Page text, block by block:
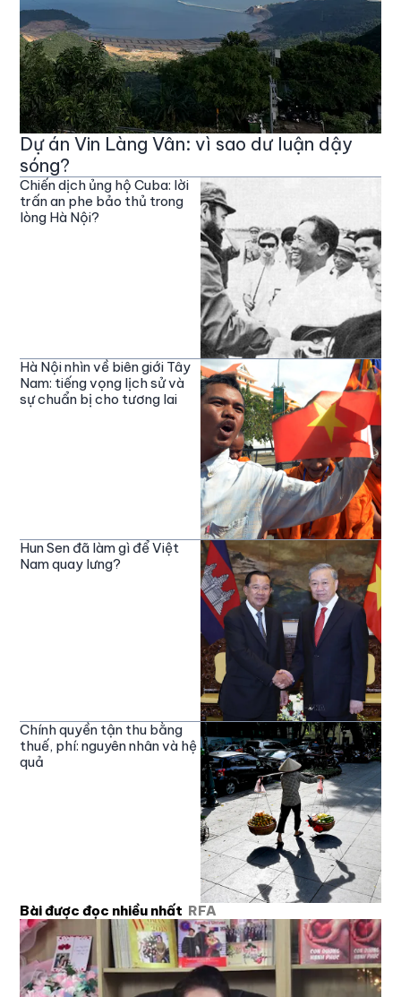
Dự án Vin Làng Vân: vì sao dư luận dậy
sóng?
Chiến dịch ủng hộ Cuba: lời
trấn an phe bảo thủ trong
lòng Hà Nội?
Hà Nội nhìn về biên giới Tây
Nam: tiếng vọng lịch sử và
sự chuẩn bị cho tương lai
Hun Sen đã làm gì để Việt
Nam quay lưng?
Chính quyền tận thu bằng
thuế, phí: nguyên nhân và hệ
quả
Bài được đọc nhiều nhất RFA